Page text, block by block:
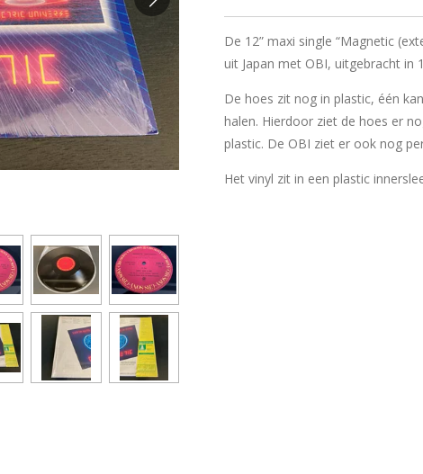
De 12” maxi single “Magnetic
uit Japan met OBI, uitgebracht in
De hoes zit nog in plastic, één
halen. Hierdoor ziet de hoes er
plastic. De OBI ziet er ook nog
Het vinyl zit in een plastic